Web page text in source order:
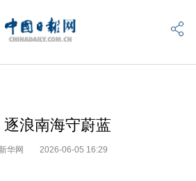
浪南海守蔚蓝
华网 2026-06-05 16:29